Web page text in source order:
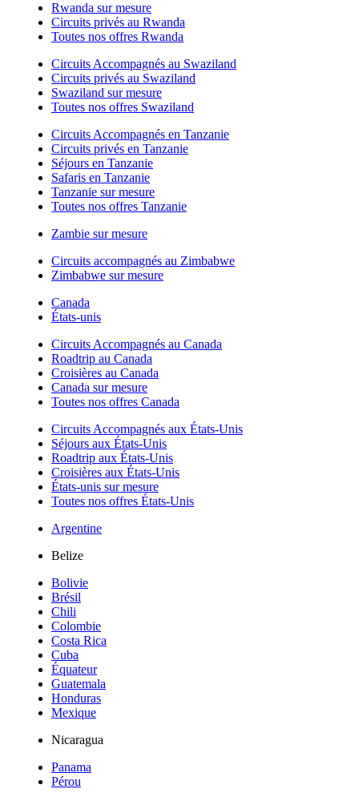
Rwanda sur mesure
Circuits privés au Rwanda
Toutes nos offres Rwanda
Circuits Accompagnés au Swaziland
Circuits privés au Swaziland
Swaziland sur mesure
Toutes nos offres Swaziland
Circuits Accompagnés en Tanzanie
Circuits privés en Tanzanie
Séjours en Tanzanie
Safaris en Tanzanie
Tanzanie sur mesure
Toutes nos offres Tanzanie
Zambie sur mesure
Circuits accompagnés au Zimbabwe
Zimbabwe sur mesure
Canada
États-unis
Circuits Accompagnés au Canada
Roadtrip au Canada
Croisières au Canada
Canada sur mesure
Toutes nos offres Canada
Circuits Accompagnés aux États-Unis
Séjours aux États-Unis
Roadtrip aux États-Unis
Croisières aux États-Unis
États-unis sur mesure
Toutes nos offres États-Unis
Argentine
Belize
Bolivie
Brésil
Chili
Colombie
Costa Rica
Cuba
Équateur
Guatemala
Honduras
Mexique
Nicaragua
Panama
Pérou